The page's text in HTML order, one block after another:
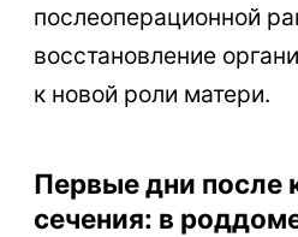
послеоперационной
восстановление
к новой роли матери.
Первые дни после
сечения: в